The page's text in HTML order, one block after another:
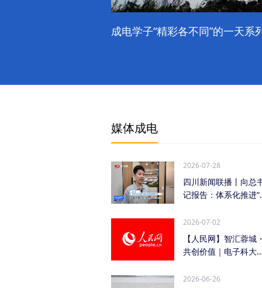
成电学子“精彩各不同”的一天系
媒体成电
2026-07-28
四川新闻联播丨向总
记报告：体系化推进“
2026-07-02
【人民网】智汇蓉城
共创价值｜电子科大
2026-06-26